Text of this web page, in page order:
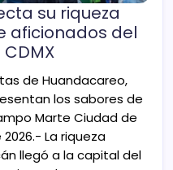
su riqueza
aficionados del
de Huandacareo,
los sabores de
Marte Ciudad de
2026.- La riqueza
llegó a la capital del